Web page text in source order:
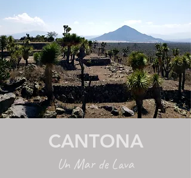
CANTONA
Un Mar de Lava